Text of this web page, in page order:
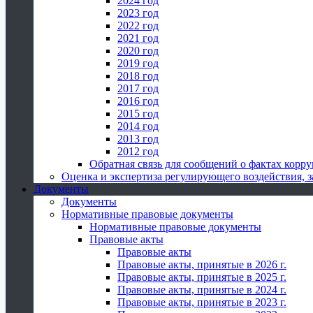
2023 год
2022 год
2021 год
2020 год
2019 год
2018 год
2017 год
2016 год
2015 год
2014 год
2013 год
2012 год
Обратная связь для сообщений о фактах
Оценка и экспертиза регулирующего
Документы
Документы
Нормативные правовые документы
Нормативные правовые документы
Правовые акты
Правовые акты
Правовые акты, принятые в 2026 г.
Правовые акты, принятые в 2025 г.
Правовые акты, принятые в 2024 г.
Правовые акты, принятые в 2023 г.